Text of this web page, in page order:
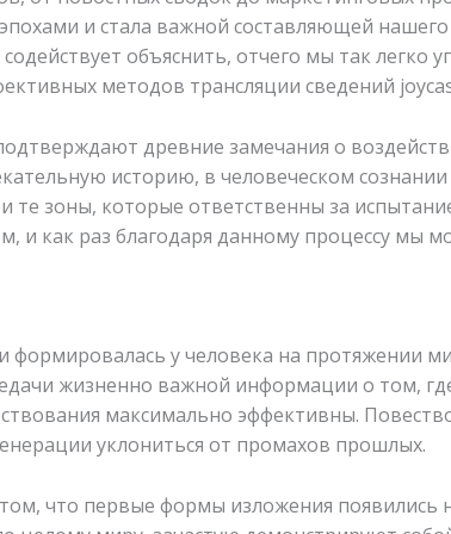
и стала важной составляющей
объяснить, отчего мы так легко
методов трансляции сведений
древние замечания о
историю, в человеческом
те зоны, которые ответственны за
и как раз благодаря данному процессу мы
формировалась у человека на протяжении
жизненно важной информации о том,
максимально эффективны.
уклониться от промахов прошлых.
что первые формы изложения появились